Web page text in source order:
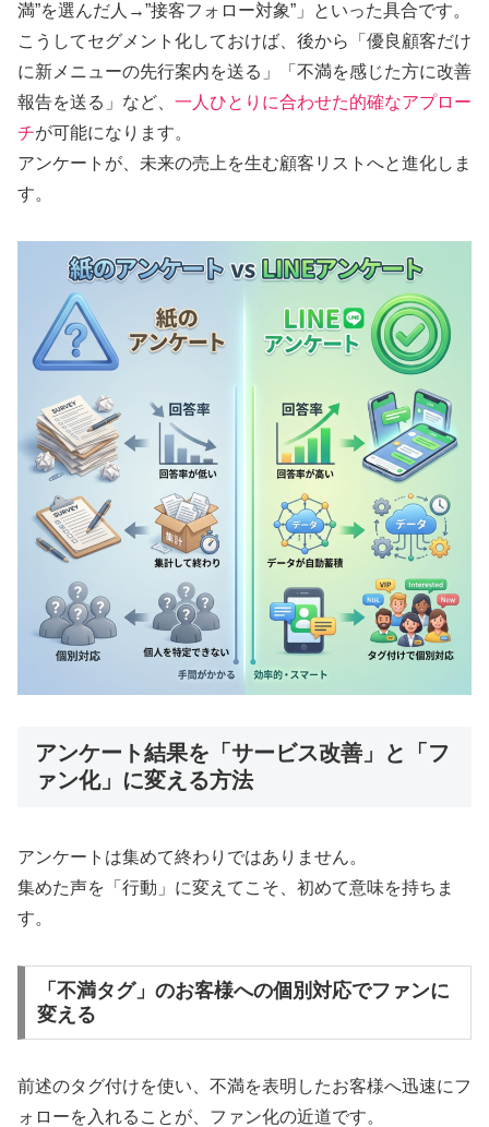
満”を選んだ人→”接客フォロー対象”」といった具合です。
こうしてセグメント化しておけば、後から「優良顧客だけ
に新メニューの先行案内を送る」「不満を感じた方に改善
報告を送る」など、 一人ひとりに合わせた的確なアプロー
チが可能になります。
アンケートが、未来の売上を生む顧客リストへと進化しま
す。
アンケート結果を「サービス改善」と「フ
ァン化」に変える方法
アンケートは集めて終わりではありません。
集めた声を「行動」に変えてこそ、初めて意味を持ちま
す。
「不満タグ」のお客様への個別対応でファンに
変える
前述のタグ付けを使い、不満を表明したお客様へ迅速にフ
ォローを入れることが、ファン化の近道です。